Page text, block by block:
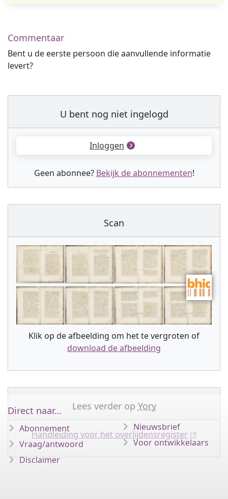
Commentaar
Bent u de eerste persoon die aanvullende informatie
levert?
U bent nog niet ingelogd
Inloggen
Geen abonnee? Bekijk de abonnementen!
Scan
Klik op de afbeelding om het te vergroten of
download de afbeelding
Lees verder op Yory
Handleiding voor het overlijdensregister
Direct naar...
Abonnement
Vraag/antwoord
Disclaimer
Nieuwsbrief
Voor ontwikkelaars